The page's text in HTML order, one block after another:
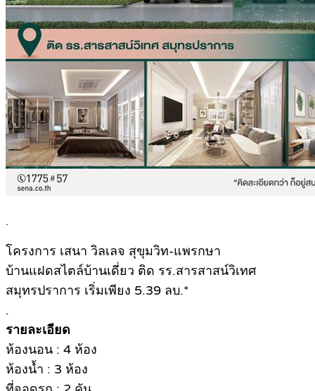
.
โครงการ เสนา วิลเลจ สุขุมวิท-แพรกษา
บ้านแฝดสไตล์บ้านเดี่ยว ติด รร.สารสาสน์วิเทศ
สมุทรปราการ เริ่มเพียง 5.39 ลบ.*
.
รายละเอียด
ห้องนอน : 4 ห้อง
ห้องน้ำ : 3 ห้อง